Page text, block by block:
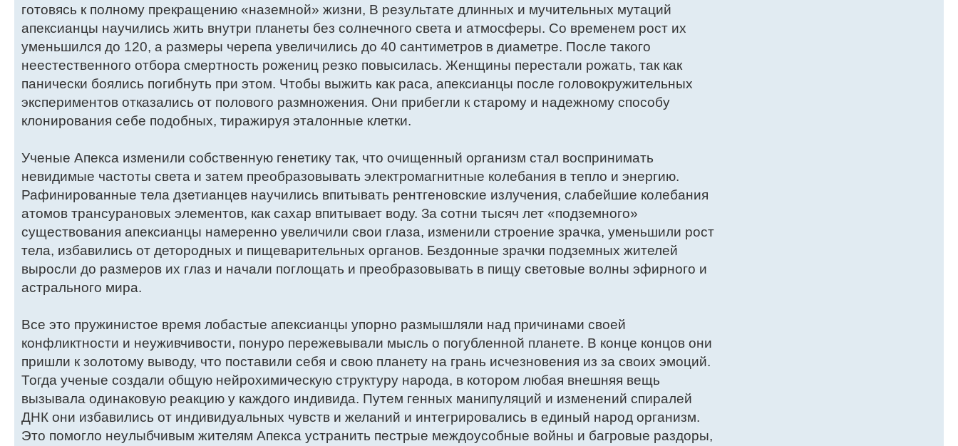
готовясь к полному прекращению «наземной» жизни, В результате длинных и мучительных мутаций
апексианцы научились жить внутри планеты без солнечного света и атмосферы. Со временем рост их
уменьшился до 120, а размеры черепа увеличились до 40 сантиметров в диаметре. После такого
неестественного отбора смертность рожениц резко повысилась. Женщины перестали рожать, так как
панически боялись погибнуть при этом. Чтобы выжить как раса, апексианцы после головокружительных
экспериментов отказались от полового размножения. Они прибегли к старому и надежному способу
клонирования себе подобных, тиражируя эталонные клетки.
Ученые Апекса изменили собственную генетику так, что очищенный организм стал воспринимать
невидимые частоты света и затем преобразовывать электромагнитные колебания в тепло и энергию.
Рафинированные тела дзетианцев научились впитывать рентгеновские излучения, слабейшие колебания
атомов трансурановых элементов, как сахар впитывает воду. За сотни тысяч лет «подземного»
существования апексианцы намеренно увеличили свои глаза, изменили строение зрачка, уменьшили рост
тела, избавились от детородных и пищеварительных органов. Бездонные зрачки подземных жителей
выросли до размеров их глаз и начали поглощать и преобразовывать в пищу световые волны эфирного и
астрального мира.
Все это пружинистое время лобастые апексианцы упорно размышляли над причинами своей
конфликтности и неуживчивости, понуро пережевывали мысль о погубленной планете. В конце концов они
пришли к золотому выводу, что поставили себя и свою планету на грань исчезновения из за своих эмоций.
Тогда ученые создали общую нейрохимическую структуру народа, в котором любая внешняя вещь
вызывала одинаковую реакцию у каждого индивида. Путем генных манипуляций и изменений спиралей
ДНК они избавились от индивидуальных чувств и желаний и интегрировались в единый народ организм.
Это помогло неулыбчивым жителям Апекса устранить пестрые междоусобные войны и багровые раздоры,